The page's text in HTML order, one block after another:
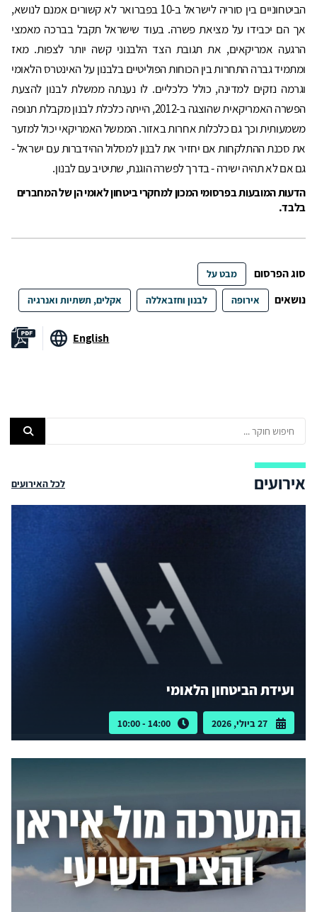
הביטחוניים בין סוריה לישראל ב-10 בפברואר לא קשורים אמנם לנושא,
אך הם יכבידו על מציאת פשרה. בעוד שישראל תקבל בברכה מאמצי
הרגעה אמריקאים, את תגובת הצד הלבנוני קשה יותר לצפות. מאז
ומתמיד גברה התחרות בין הכוחות הפוליטיים בלבנון על האינטרס הלאומי
וגרמה נזקים למדינה, כולל כלכליים. לו נענתה ממשלת לבנון להצעת
הפשרה האמריקאית שהוצגה ב-2012, הייתה כלכלת לבנון מקבלת תנופה
משמעותית וכך גם כלכלות אחרות באזור. הממשל האמריקאי יכול למזער
את סכנת ההתלקחות אם יחזיר את לבנון למסלול ההידברות עם ישראל -
גם אם לא תהיה ישירה - בדרך לפשרה הוגנת, שתיטיב עם לבנון.
הדעות המובעות בפרסומי המכון למחקרי ביטחון לאומי הן של המחברים
בלבד.
סוג הפרסום מבט על
נושאים אירופה לבנון וחזבאללה אקלים, תשתיות ואנרגיה
English
אירועים לכל האירועים
ועידת הביטחון הלאומי
27 ביולי, 2026 14:00 - 10:00